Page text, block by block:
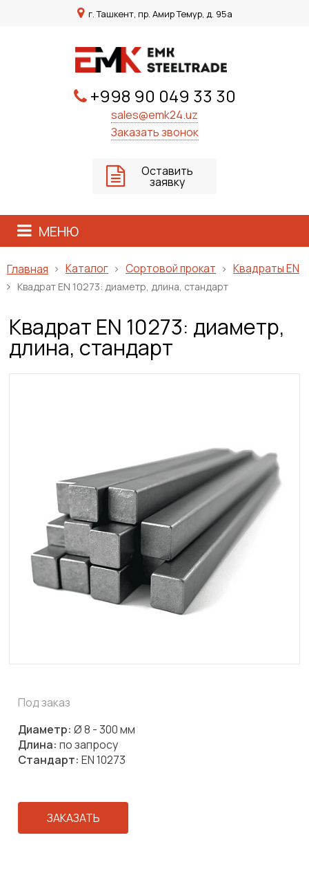
г. Ташкент, пр. Амир Темур, д. 95а
+998 90 049 33 30
sales@emk24.uz
Заказать звонок
Оставить
заявку
МЕНЮ
Главная Каталог Сортовой прокат Квадраты EN
Квадрат ЕN 10273: диаметр, длина, стандарт
Квадрат ЕN 10273: диаметр,
длина, стандарт
Под заказ
Диаметр: Ø 8 - 300 мм
Длина: по запросу
Стандарт: EN 10273
ЗАКАЗАТЬ